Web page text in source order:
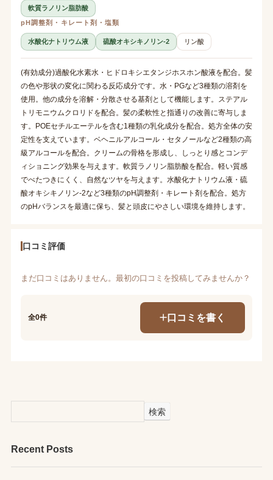
軟質ラノリン脂肪酸
pH調整剤・キレート剤・塩類
水酸化ナトリウム液 硫酸オキシキノリン-2 リン酸
(有効成分)過酸化水素水・ヒドロキシエタンジホスホン酸液を配合。髪
の色や形状の変化に関わる反応成分です。水・PGなど3種類の溶剤を
使用。他の成分を溶解・分散させる基剤として機能します。ステアル
トリモニウムクロリドを配合。髪の柔軟性と指通りの改善に寄与しま
す。POEセチルエーテルを含む1種類の乳化成分を配合。処方全体の安
定性を支えています。ベヘニルアルコール・セタノールなど2種類の高
級アルコールを配合。クリームの骨格を形成し、しっとり感とコンデ
ィショニング効果を与えます。軟質ラノリン脂肪酸を配合。軽い質感
でべたつきにくく、自然なツヤを与えます。水酸化ナトリウム液・硫
酸オキシキノリン-2など3種類のpH調整剤・キレート剤を配合。処方
のpHバランスを最適に保ち、髪と頭皮にやさしい環境を維持します。
口コミ評価
まだ口コミはありません。最初の口コミを投稿してみませんか？
全0件 口コミを書く
検索
Recent Posts